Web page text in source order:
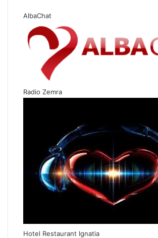
AlbaChat
Radio Zemra
Hotel Restaurant Ignatia